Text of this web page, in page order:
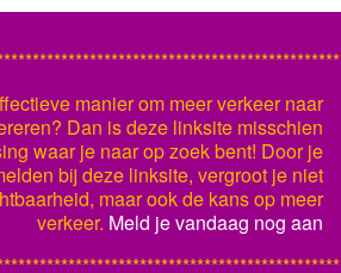
manier om meer verkeer naar
Dan is deze linksite misschien
waar je naar op zoek bent! Door je
bij deze linksite, vergroot je niet
maar ook de kans op meer
verkeer. Meld je vandaag nog aan